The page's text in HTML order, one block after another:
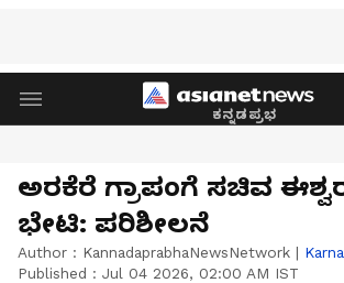
ಕನ್ನಡಪ್ರಭ
ಅರಕೆರೆ ಗ್ರಾಪಂಗೆ ಸಚಿವ
ಭೇಟಿ: ಪರಿಶೀಲನೆ
Author : KannadaprabhaNewsNetwork |
Published : Jul 04 2026, 02:00 AM IST